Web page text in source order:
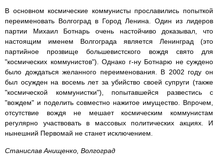
В основном космические коммунисты прославились попыткой
переименовать Волгоград в Город Ленина. Один из лидеров
партии Михаил Ботнарь очень настойчиво доказывал, что
настоящим именем Волгограда является Ленинград (это
партийное прозвище большевистского вождя свято для
"космических коммунистов"). Однако г-ну Ботнарю не суждено
было дождаться желанного переименования. В 2002 году он
был осужден на восемь лет за убийство своей супруги (также
"космической коммунистки"), попытавшейся развестись с
"вождем" и поделить совместно нажитое имущество. Впрочем,
отсутствие вождя не мешает космическим коммунистам
регулярно участвовать в массовых политических акциях. И
нынешний Первомай не станет исключением.
Станислав Анищенко, Волгоград